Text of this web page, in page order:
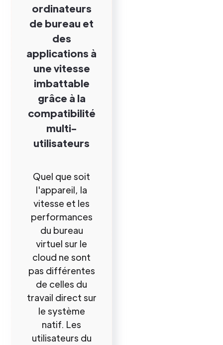
ordinateurs
de bureau et
des
applications à
une vitesse
imbattable
grâce à la
compatibilité
multi-
utilisateurs
Quel que soit
l'appareil, la
vitesse et les
performances
du bureau
virtuel sur le
cloud ne sont
pas différentes
de celles du
travail direct sur
le système
natif. Les
utilisateurs du